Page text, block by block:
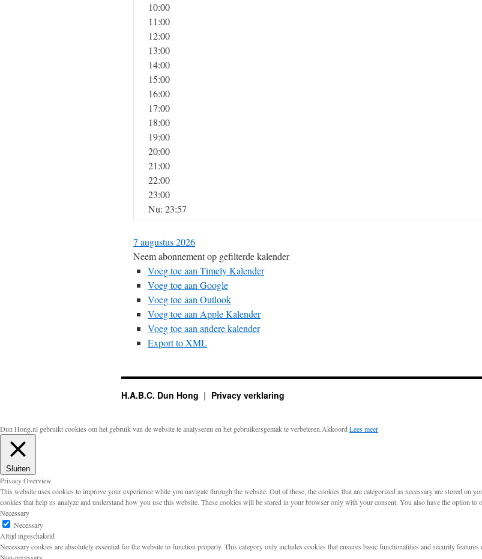
10:00
11:00
12:00
13:00
14:00
15:00
16:00
17:00
18:00
19:00
20:00
21:00
22:00
23:00
Nu: 23:57
7 augustus 2026
Neem abonnement op gefilterde kalender
Voeg toe aan Timely Kalender
Voeg toe aan Google
Voeg toe aan Outlook
Voeg toe aan Apple Kalender
Voeg toe aan andere kalender
Export to XML
H.A.B.C. Dun Hong Privacy verklaring
Dun Hong.nl gebruikt cookies om het gebruik van de website te analyseren en het gebruikersgemak te verbeteren.Akkoord Lees meer
Sluiten
Privacy Overview
This website uses cookies to improve your experience while you navigate through the website. Out of these, the cookies that are categorized as necessary are stored
cookies that help us analyze and understand how you use this website. These cookies will be stored in your browser only with your consent. You also have the option
Necessary
Necessary
Altijd ingeschakeld
Necessary cookies are absolutely essential for the website to function properly. This category only includes cookies that ensures basic functionalities and security